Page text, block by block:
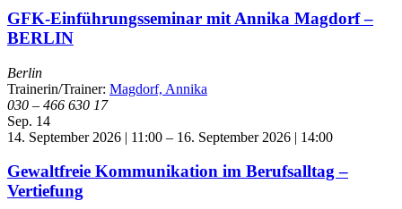
GFK-Einführungsseminar mit Annika Magdorf –
BERLIN
Berlin
Trainerin/Trainer: Magdorf, Annika
030 – 466 630 17
Sep. 14
14. September 2026 | 11:00 – 16. September 2026 | 14:00
Gewaltfreie Kommunikation im Berufsalltag –
Vertiefung